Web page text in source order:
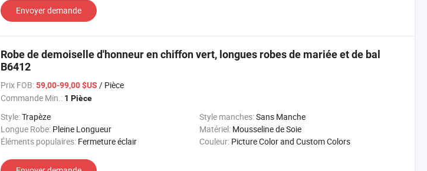
Envoyer demande
Robe de demoiselle d'honneur en chiffon vert, longues robes de mariée et de bal
B6412
Prix FOB:59,00-99,00 $US / Pièce
Commande Min.: 1 Pièce
Style:Trapèze Style manches:Sans Manche
Longue Robe: Pleine Longueur Matériel: Mousseline de Soie
Éléments populaires: Fermeture éclair Couleur: Picture Color and Custom Colors